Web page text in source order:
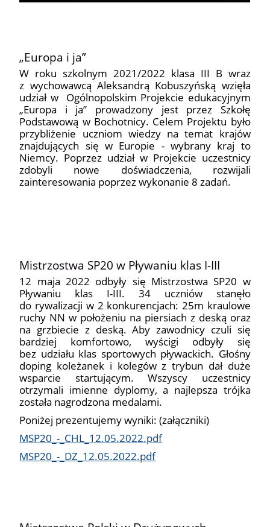
„Europa i ja”
W roku szkolnym 2021/2022 klasa III B wraz
z wychowawcą Aleksandrą Kobuszyńską wzięła
udział w Ogólnopolskim Projekcie edukacyjnym
„Europa i ja” prowadzony jest przez Szkołę
Podstawową w Bochotnicy. Celem Projektu było
przybliżenie uczniom wiedzy na temat krajów
znajdujących się w Europie - wybrany kraj to
Niemcy. Poprzez udział w Projekcie uczestnicy
zdobyli nowe doświadczenia, rozwijali
zainteresowania poprzez wykonanie 8 zadań.
Mistrzostwa SP20 w Pływaniu klas I-III
12 maja 2022 odbyły się Mistrzostwa SP20 w
Pływaniu klas I-III. 34 uczniów stanęło
do rywalizacji w 2 konkurencjach: 25m kraulowe
ruchy NN w położeniu na piersiach z deską oraz
na grzbiecie z deską. Aby zawodnicy czuli się
bardziej komfortowo, wyścigi odbyły się
bez udziału klas sportowych pływackich. Głośny
doping koleżanek i kolegów z trybun dał duże
wsparcie startującym. Wszyscy uczestnicy
otrzymali imienne dyplomy, a najlepsza trójka
została nagrodzona medalami.
Poniżej prezentujemy wyniki: (załączniki)
MSP20_-_CHL_12.05.2022.pdf
MSP20_-_DZ_12.05.2022.pdf